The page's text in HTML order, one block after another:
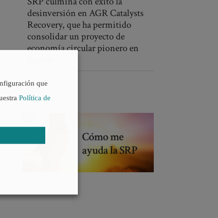
desinversión en AGR Catalysts
Recovery, que ha permitido
consolidar un proyecto de
economía circular pionero en
que
Política de